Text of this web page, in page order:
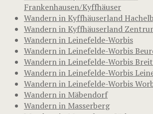
Frankenhausen/Kyffhäuser
Wandern in Kyffhäuserland
Wandern in Kyffhäuserland
Wandern in Leinefelde-Worbis
Wandern in Leinefelde-Worbis
Wandern in Leinefelde-Worbis
Wandern in Leinefelde-Worbis
Wandern in Leinefelde-Worbis
Wandern in Mäbendorf
Wandern in Masserberg